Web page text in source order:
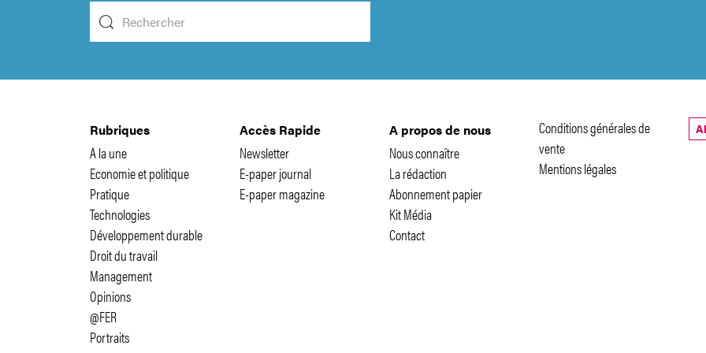
Rubriques
A la une
Economie et politique
Pratique
Technologies
Développement durable
Droit du travail
Management
Opinions
@FER
Portraits
Accès Rapide
Newsletter
E-paper journal
E-paper magazine
A propos de nous
Nous connaître
La rédaction
Abonnement papier
Kit Média
Contact
Conditions générales de
vente
Mentions légales